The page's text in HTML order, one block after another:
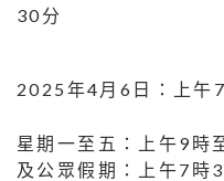
30分
2025年4月6日：上午
星期一至五：上午9時
及公眾假期：上午7時